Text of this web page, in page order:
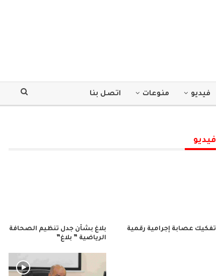
فيديو منوعات اتصل بنا
فيديو
تفكيك عصابة إجرامية رقمية
بلاغ بشأن جدل تنظيم الصحافة
الرياضية ” بلاغ”